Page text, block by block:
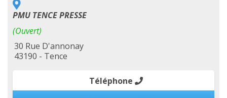
PMU TENCE PRESSE
(Ouvert)
30 Rue D'annonay
43190 - Tence
Téléphone